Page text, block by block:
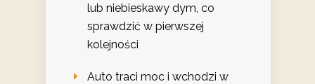
lub niebieskawy dym, co
sprawdzić w pierwszej
kolejności
Auto traci moc i wchodzi w